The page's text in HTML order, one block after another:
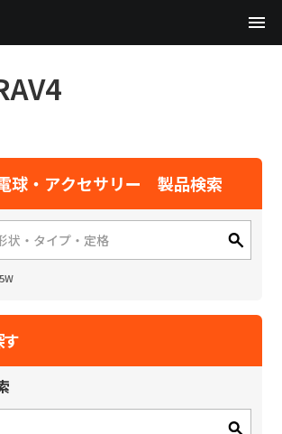
球・アクセサリー 製品検索